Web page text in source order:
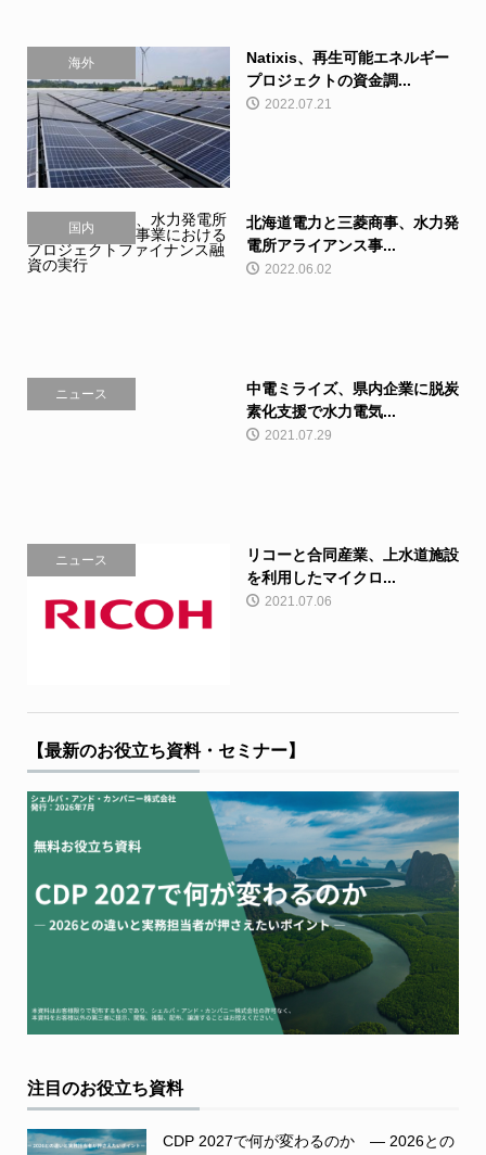
海外
Natixis、再生可能エネルギー
プロジェクトの資金調...
2022.07.21
国内
北海道電力と三菱商事、水力発
電所アライアンス事...
2022.06.02
ニュース
中電ミライズ、県内企業に脱炭
素化支援で水力電気...
2021.07.29
ニュース
リコーと合同産業、上水道施設
を利用したマイクロ...
2021.07.06
【最新のお役立ち資料・セミナー】
注目のお役立ち資料
CDP 2027で何が変わるのか ― 2026との